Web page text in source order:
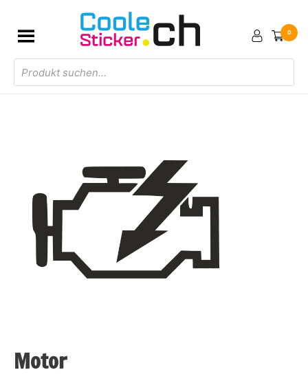
Products
search
0
Motor